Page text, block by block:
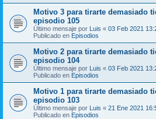
Motivo 3 para tirarte demasiado
episodio 105
Último mensaje por Luis « 03 Feb 2021
Publicado en Episodios
Motivo 2 para tirarte demasiado
episodio 104
Último mensaje por Luis « 03 Feb 2021
Publicado en Episodios
Motivo 1 para tirarte demasiado
episodio 103
Último mensaje por Luis « 21 Ene 2021
Publicado en Episodios